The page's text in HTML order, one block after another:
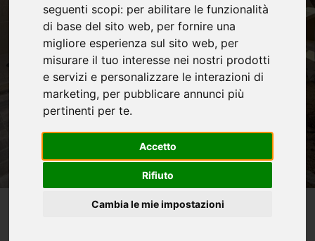
seguenti scopi: per abilitare le funzionalità
di base del sito web, per fornire una
migliore esperienza sul sito web, per
misurare il tuo interesse nei nostri prodotti
e servizi e personalizzare le interazioni di
marketing, per pubblicare annunci più
pertinenti per te.
Accetto
Rifiuto
Cambia le mie impostazioni